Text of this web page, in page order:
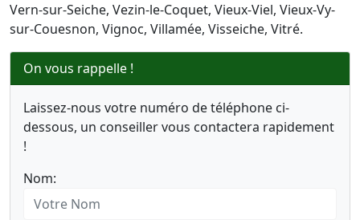
Vern-sur-Seiche, Vezin-le-Coquet, Vieux-Viel, Vieux-Vy-
sur-Couesnon, Vignoc, Villamée, Visseiche, Vitré.
On vous rappelle !
Laissez-nous votre numéro de téléphone ci-
dessous, un conseiller vous contactera rapidement
!
Nom: